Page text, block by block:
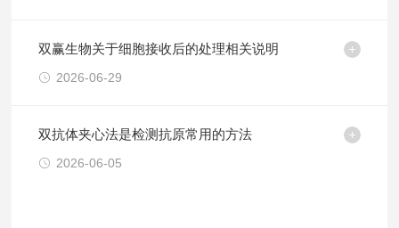
双赢生物关于细胞接收后的处理相关说明
2026-06-29
双抗体夹心法是检测抗原常用的方法
2026-06-05